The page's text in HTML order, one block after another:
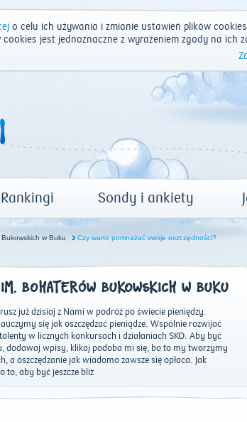
o celu ich używania i zmianie ustawień plików
jest jednoznaczne z wyrażeniem zgody na ich
Rankingi Sondy i ankiety
w Buku Czy warto pomnażać swoje oszczędności?
BOHATERÓW BUKOWSKICH W BUKU
już dzisiaj z Nami w podróż po świecie pieniędzy.
się jak oszczędzać pieniądze. Wspólnie rozwijać
w licznych konkursach i działaniach SKO. Aby być
dodawaj wpisy, klikaj podoba mi się, bo to my tworzymy
a oszczędzanie jak wiadomo zawsze się opłaca. Jak
to, aby być jeszcze bliż